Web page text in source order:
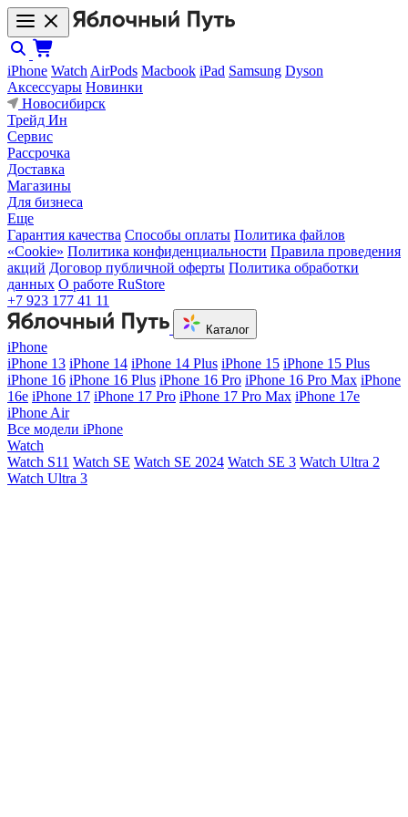
iPhone Watch AirPods Macbook iPad Samsung Dyson
Аксессуары Новинки
Новосибирск
Трейд Ин
Сервис
Рассрочка
Доставка
Магазины
Для бизнеса
Еще
Гарантия качества Способы оплаты Политика файлов
«Cookie» Политика конфиденциальности Правила проведения
акций Договор публичной оферты Политика обработки
данных О работе RuStore
+7 923 177 41 11
Каталог
iPhone
iPhone 13 iPhone 14 iPhone 14 Plus iPhone 15 iPhone 15 Plus
iPhone 16 iPhone 16 Plus iPhone 16 Pro iPhone 16 Pro Max iPhone
16e iPhone 17 iPhone 17 Pro iPhone 17 Pro Max iPhone 17e
iPhone Air
Все модели iPhone
Watch
Watch S11 Watch SE Watch SE 2024 Watch SE 3 Watch Ultra 2
Watch Ultra 3